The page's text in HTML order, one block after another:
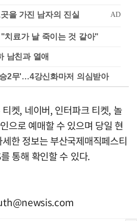
치료가 날 죽이는 것 같아"
남친과 열애
2무'…4강신화마저 의심받아
켓, 네이버, 인터파크 티켓, 놀
으로 예매할 수 있으며 당일 현
한 정보는 부산국제매직페스티
통해 확인할 수 있다.